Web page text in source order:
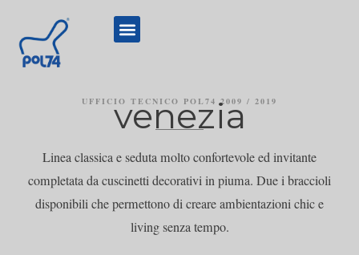
UFFICIO TECNICO POL74 2009 / 2019
venezia
Linea classica e seduta molto confortevole ed invitante
completata da cuscinetti decorativi in piuma. Due i braccioli
disponibili che permettono di creare ambientazioni chic e
living senza tempo.